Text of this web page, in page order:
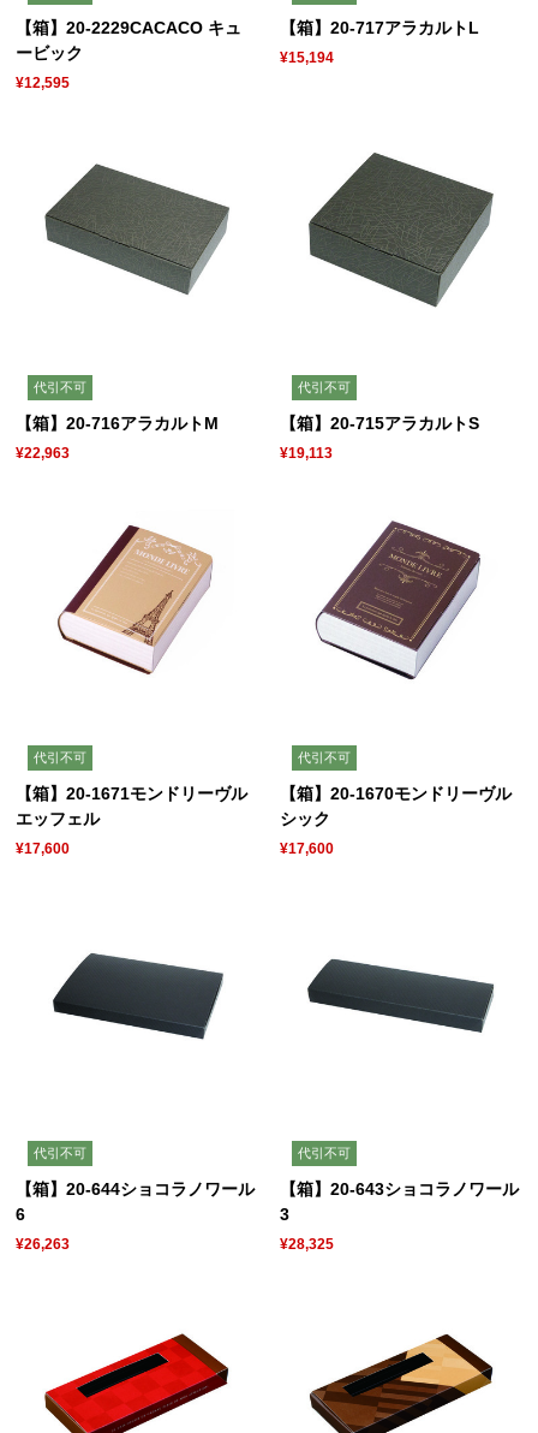
【箱】20-2229CACACO キュ
ービック
¥12,595
【箱】20-717アラカルトL
¥15,194
代引不可
【箱】20-716アラカルトM
¥22,963
代引不可
【箱】20-715アラカルトS
¥19,113
代引不可
【箱】20-1671モンドリーヴル
エッフェル
¥17,600
代引不可
【箱】20-1670モンドリーヴル
シック
¥17,600
代引不可
【箱】20-644ショコラノワール
6
¥26,263
代引不可
【箱】20-643ショコラノワール
3
¥28,325